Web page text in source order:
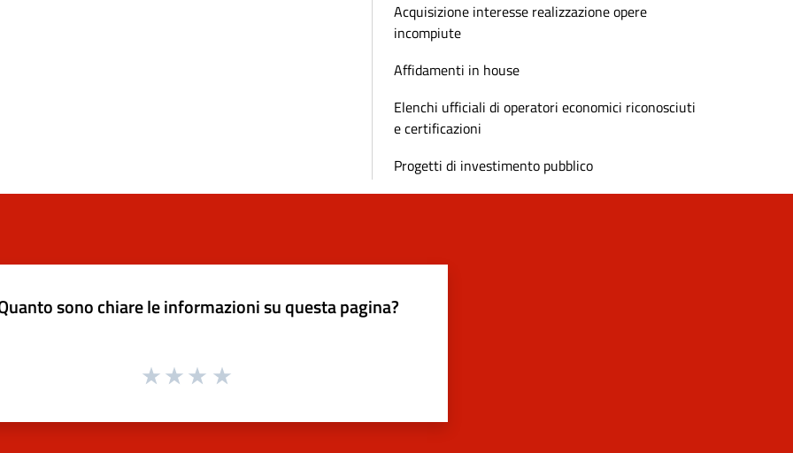
Acquisizione interesse realizzazione opere
incompiute
Affidamenti in house
Elenchi ufficiali di operatori economici riconosciuti
e certificazioni
Progetti di investimento pubblico
sono chiare le informazioni su questa pagina?